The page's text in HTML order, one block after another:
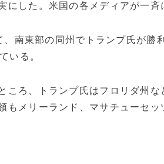
にした。米国の各メディアが一斉
南東部の同州でトランプ氏が勝
いる。
ころ、トランプ氏はフロリダ州な
もメリーランド、マサチューセッ